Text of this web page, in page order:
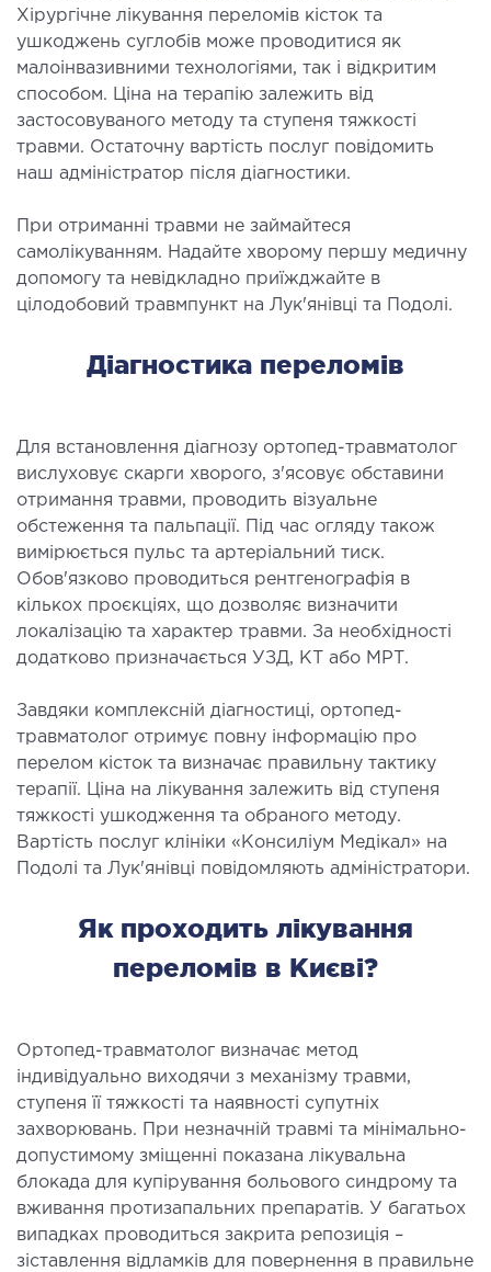
Хірургічне лікування переломів кісток та
ушкоджень суглобів може проводитися як
малоінвазивними технологіями, так і відкритим
способом. Ціна на терапію залежить від
застосовуваного методу та ступеня тяжкості
травми. Остаточну вартість послуг повідомить
наш адміністратор після діагностики.
При отриманні травми не займайтеся
самолікуванням. Надайте хворому першу медичну
допомогу та невідкладно приїжджайте в
цілодобовий травмпункт на Лук'янівці та Подолі.
Діагностика переломів
Для встановлення діагнозу ортопед-травматолог
вислуховує скарги хворого, з'ясовує обставини
отримання травми, проводить візуальне
обстеження та пальпації. Під час огляду також
вимірюється пульс та артеріальний тиск.
Обов'язково проводиться рентгенографія в
кількох проєкціях, що дозволяє визначити
локалізацію та характер травми. За необхідності
додатково призначається УЗД, КТ або МРТ.
Завдяки комплексній діагностиці, ортопед-
травматолог отримує повну інформацію про
перелом кісток та визначає правильну тактику
терапії. Ціна на лікування залежить від ступеня
тяжкості ушкодження та обраного методу.
Вартість послуг клініки «Консиліум Медікал» на
Подолі та Лук'янівці повідомляють адміністратори.
Як проходить лікування
переломів в Києві?
Ортопед-травматолог визначає метод
індивідуально виходячи з механізму травми,
ступеня її тяжкості та наявності супутніх
захворювань. При незначній травмі та мінімально-
допустимому зміщенні показана лікувальна
блокада для купірування больового синдрому та
вживання протизапальних препаратів. У багатьох
випадках проводиться закрита репозиція –
зіставлення відламків для повернення в правильне